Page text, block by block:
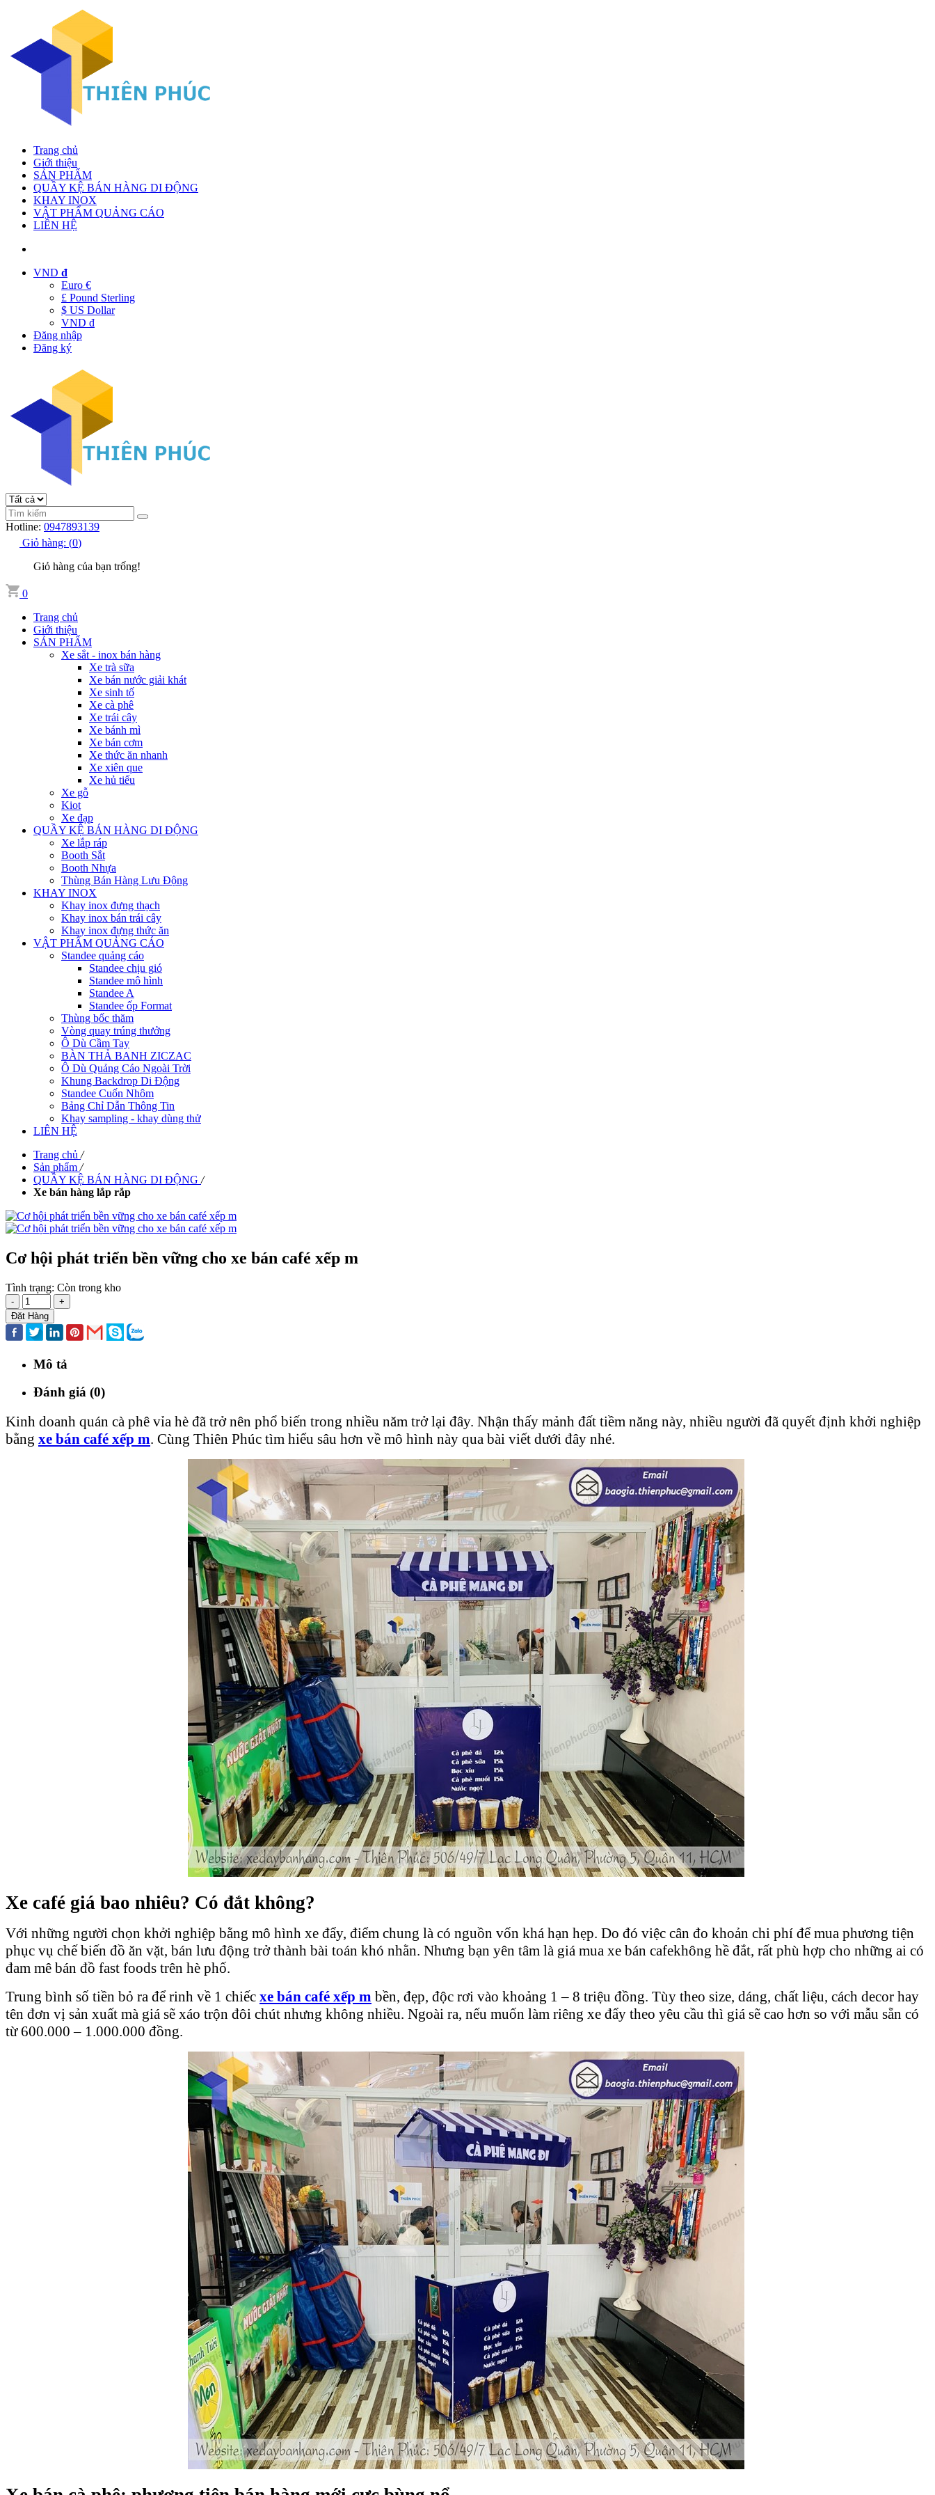
Trang chủ
Giới thiệu
SẢN PHẨM
QUẦY KỆ BÁN HÀNG DI ĐỘNG
KHAY INOX
VẬT PHẨM QUẢNG CÁO
LIÊN HỆ
VND đ
Euro €
£ Pound Sterling
$ US Dollar
VND đ
Đăng nhập
Đăng ký
Hotline: 0947893139
Giỏ hàng: (0)
Giỏ hàng của bạn trống!
0
Trang chủ
Giới thiệu
SẢN PHẨM
Xe sắt - inox bán hàng
Xe trà sữa
Xe bán nước giải khát
Xe sinh tố
Xe cà phê
Xe trái cây
Xe bánh mì
Xe bán cơm
Xe thức ăn nhanh
Xe xiên que
Xe hủ tiếu
Xe gỗ
Kiot
Xe đạp
QUẦY KỆ BÁN HÀNG DI ĐỘNG
Xe lắp ráp
Booth Sắt
Booth Nhựa
Thùng Bán Hàng Lưu Động
KHAY INOX
Khay inox đựng thạch
Khay inox bán trái cây
Khay inox đựng thức ăn
VẬT PHẨM QUẢNG CÁO
Standee quảng cáo
Standee chịu gió
Standee mô hình
Standee A
Standee ốp Format
Thùng bốc thăm
Vòng quay trúng thưởng
Ô Dù Cầm Tay
BÀN THẢ BANH ZICZAC
Ô Dù Quảng Cáo Ngoài Trời
Khung Backdrop Di Động
Standee Cuốn Nhôm
Bảng Chỉ Dẫn Thông Tin
Khay sampling - khay dùng thử
LIÊN HỆ
Trang chủ /
Sản phẩm /
QUẦY KỆ BÁN HÀNG DI ĐỘNG /
Xe bán hàng lắp rắp
Cơ hội phát triển bền vững cho xe bán café xếp m
Tình trạng: Còn trong kho
-
+
Đặt Hàng
Mô tả
Đánh giá (0)
Kinh doanh quán cà phê vỉa hè đã trở nên phổ biến trong nhiều năm trở lại đây. Nhận thấy mảnh đất tiềm năng này, nhiều người đã quyết định khởi nghiệp
bằng xe bán café xếp m. Cùng Thiên Phúc tìm hiểu sâu hơn về mô hình này qua bài viết dưới đây nhé.
Xe café giá bao nhiêu? Có đắt không?
Với những người chọn khởi nghiệp bằng mô hình xe đẩy, điểm chung là có nguồn vốn khá hạn hẹp. Do đó việc cân đo khoản chi phí để mua phương tiện
phục vụ chế biến đồ ăn vặt, bán lưu động trở thành bài toán khó nhằn. Nhưng bạn yên tâm là giá mua xe bán cafekhông hề đắt, rất phù hợp cho những ai có
đam mê bán đồ fast foods trên hè phố.
Trung bình số tiền bỏ ra để rinh về 1 chiếc xe bán café xếp m bền, đẹp, độc rơi vào khoảng 1 – 8 triệu đồng. Tùy theo size, dáng, chất liệu, cách decor hay
tên đơn vị sản xuất mà giá sẽ xáo trộn đôi chút nhưng không nhiều. Ngoài ra, nếu muốn làm riêng xe đẩy theo yêu cầu thì giá sẽ cao hơn so với mẫu sẵn có
từ 600.000 – 1.000.000 đồng.